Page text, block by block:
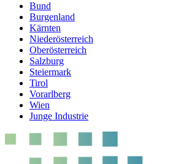
Bund
Burgenland
Kärnten
Niederösterreich
Oberösterreich
Salzburg
Steiermark
Tirol
Vorarlberg
Wien
Junge Industrie